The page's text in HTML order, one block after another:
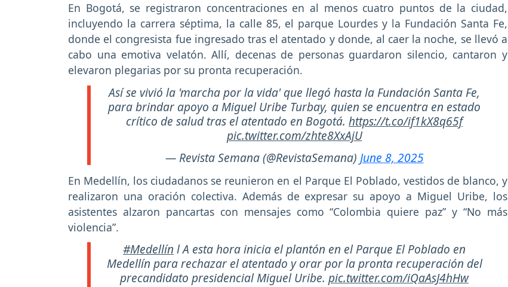
En Bogotá, se registraron concentraciones en al menos cuatro puntos de la ciudad,
incluyendo la carrera séptima, la calle 85, el parque Lourdes y la Fundación Santa Fe,
donde el congresista fue ingresado tras el atentado y donde, al caer la noche, se llevó a
cabo una emotiva velatón. Allí, decenas de personas guardaron silencio, cantaron y
elevaron plegarias por su pronta recuperación.
Así se vivió la 'marcha por la vida' que llegó hasta la Fundación Santa Fe,
para brindar apoyo a Miguel Uribe Turbay, quien se encuentra en estado
crítico de salud tras el atentado en Bogotá. https://t.co/if1kX8q65f
pic.twitter.com/zhte8XxAjU
— Revista Semana (@RevistaSemana) June 8, 2025
En Medellín, los ciudadanos se reunieron en el Parque El Poblado, vestidos de blanco, y
realizaron una oración colectiva. Además de expresar su apoyo a Miguel Uribe, los
asistentes alzaron pancartas con mensajes como “Colombia quiere paz” y “No más
violencia”.
#Medellín l A esta hora inicia el plantón en el Parque El Poblado en
Medellín para rechazar el atentado y orar por la pronta recuperación del
precandidato presidencial Miguel Uribe. pic.twitter.com/iQaAsJ4hHw